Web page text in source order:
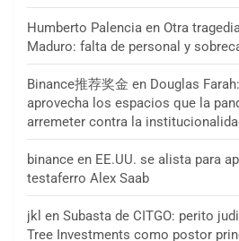
Humberto Palencia en Otra
Maduro: falta de personal y
Binance推荐奖金 en Douglas
aprovecha los espacios que la
arremeter contra la
binance en EE.UU. se alista para
testaferro Alex Saab
jkl en Subasta de CITGO: perito
Tree Investments como postor